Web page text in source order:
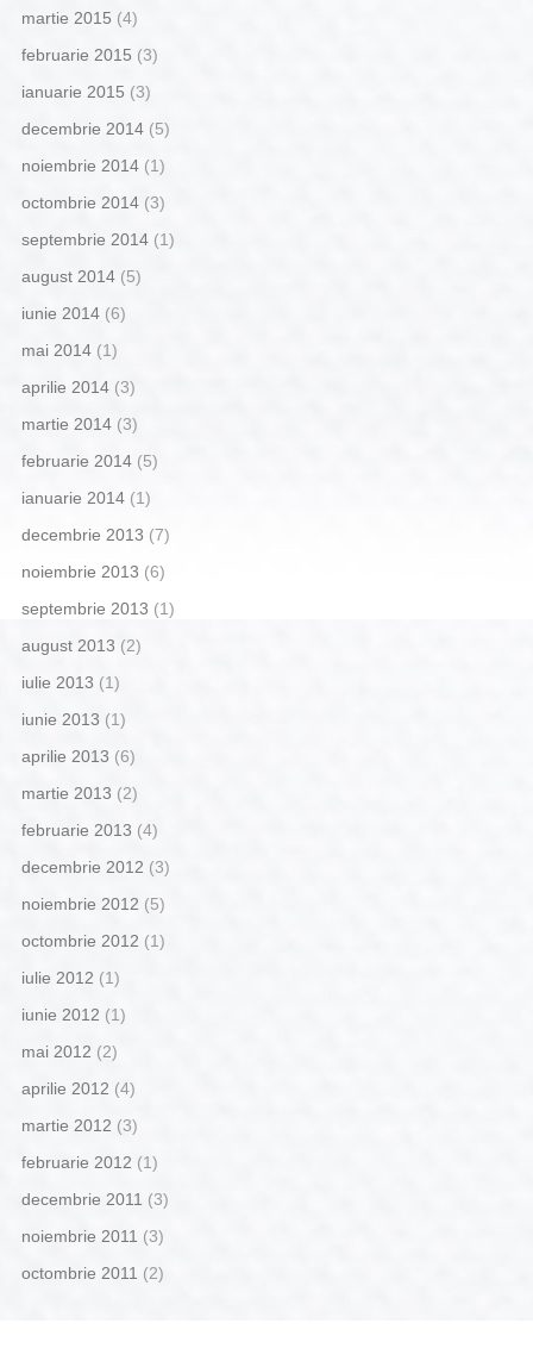
martie 2015 (4)
februarie 2015 (3)
ianuarie 2015 (3)
decembrie 2014(5)
noiembrie 2014(1)
octombrie 2014(3)
septembrie 2014(1)
august 2014(5)
iunie 2014(6)
mai 2014(1)
aprilie 2014(3)
martie 2014(3)
februarie 2014(5)
ianuarie 2014(1)
decembrie 2013 (7)
noiembrie 2013 (6)
septembrie 2013 (1)
august 2013 (2)
iulie 2013 (1)
iunie 2013 (1)
aprilie 2013 (6)
martie 2013 (2)
februarie 2013 (4)
decembrie 2012 (3)
noiembrie 2012 (5)
octombrie 2012 (1)
iulie 2012 (1)
iunie 2012 (1)
mai 2012 (2)
aprilie 2012 (4)
martie 2012 (3)
februarie 2012 (1)
decembrie 2011 (3)
noiembrie 2011 (3)
octombrie 2011 (2)